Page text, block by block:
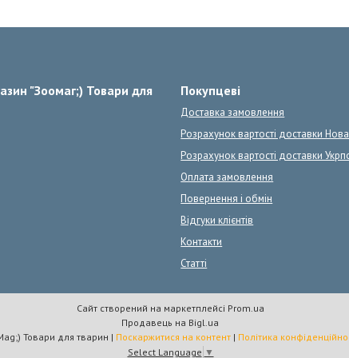
"Зоомаг;) Товари для
Покупцеві
Доставка замовлення
Розрахунок вартості доставки
Розрахунок вартості доставки
Оплата замовлення
Повернення і обмін
Відгуки клієнтів
Контакти
Статті
Сайт створений на маркетплейсі Prom.ua
Продавець на Bigl.ua
ZooMag;) Товари для тварин | Поскаржитися на контент | Політика
Select Language ▼